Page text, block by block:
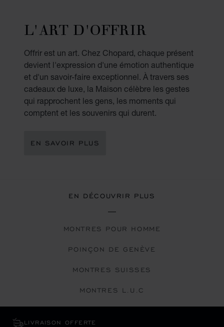
L'ART D'OFFRIR
Offrir est un art. Chez Chopard, chaque présent
devient l'expression d'une émotion authentique
et d'un savoir-faire exceptionnel. À travers ses
cadeaux de luxe, la Maison célèbre les gestes
qui rapprochent les gens, les moments qui
comptent et les souvenirs qui durent.
EN SAVOIR PLUS
EN DÉCOUVRIR PLUS
MONTRES POUR HOMME
POINÇON DE GENÈVE
MONTRES SUISSES
MONTRES L.U.C
LIVRAISON OFFERTE